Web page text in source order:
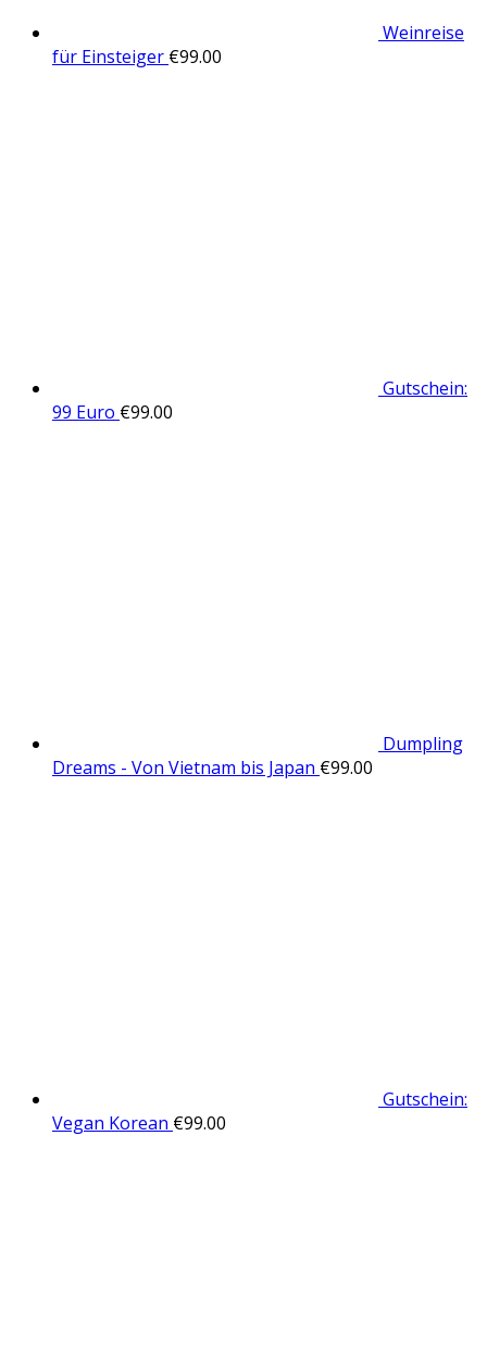
Weinreise
für Einsteiger €99.00
Gutschein:
99 Euro €99.00
Dumpling
Dreams - Von Vietnam bis Japan €99.00
Gutschein:
Vegan Korean €99.00